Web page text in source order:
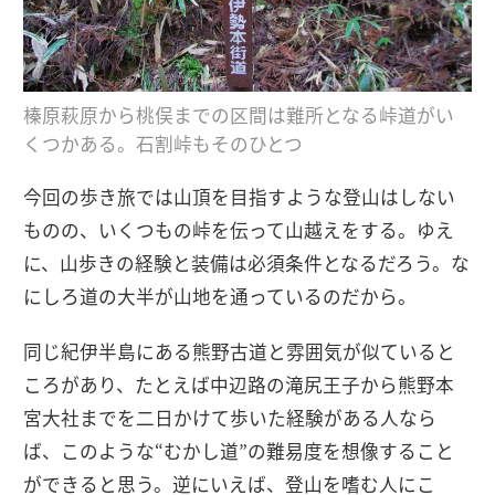
榛原萩原から桃俣までの区間は難所となる峠道がい
くつかある。石割峠もそのひとつ
今回の歩き旅では山頂を目指すような登山はしない
ものの、いくつもの峠を伝って山越えをする。ゆえ
に、山歩きの経験と装備は必須条件となるだろう。な
にしろ道の大半が山地を通っているのだから。
同じ紀伊半島にある熊野古道と雰囲気が似ていると
ころがあり、たとえば中辺路の滝尻王子から熊野本
宮大社までを二日かけて歩いた経験がある人なら
ば、このような“むかし道”の難易度を想像すること
ができると思う。逆にいえば、登山を嗜む人にこ